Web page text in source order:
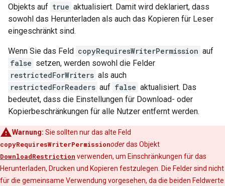
Objekts auf true aktualisiert. Damit wird deklariert, dass
sowohl das Herunterladen als auch das Kopieren für Leser
eingeschränkt sind.
Wenn Sie das Feld copyRequiresWriterPermission auf
false setzen, werden sowohl die Felder
restrictedForWriters als auch
restrictedForReaders auf false aktualisiert. Das
bedeutet, dass die Einstellungen für Download- oder
Kopierbeschränkungen für alle Nutzer entfernt werden.
Warnung: Sie sollten nur das alte Feld
copyRequiresWriterPermissionoderdas Objekt
DownloadRestriction verwenden, um Einschränkungen für das
Herunterladen, Drucken und Kopieren festzulegen. Die Felder sind nicht
für die gemeinsame Verwendung vorgesehen, da die beiden Feldwerte